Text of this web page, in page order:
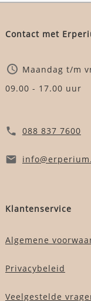
Contact met
Maandag t/m
09.00 - 17.00 uur
088 837 7600
info@erperium
Klantenservice
Algemene
Privacybeleid
Veelgestelde